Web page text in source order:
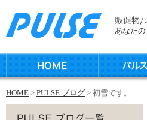
HOME > PULSE ブログ > 初雪です。